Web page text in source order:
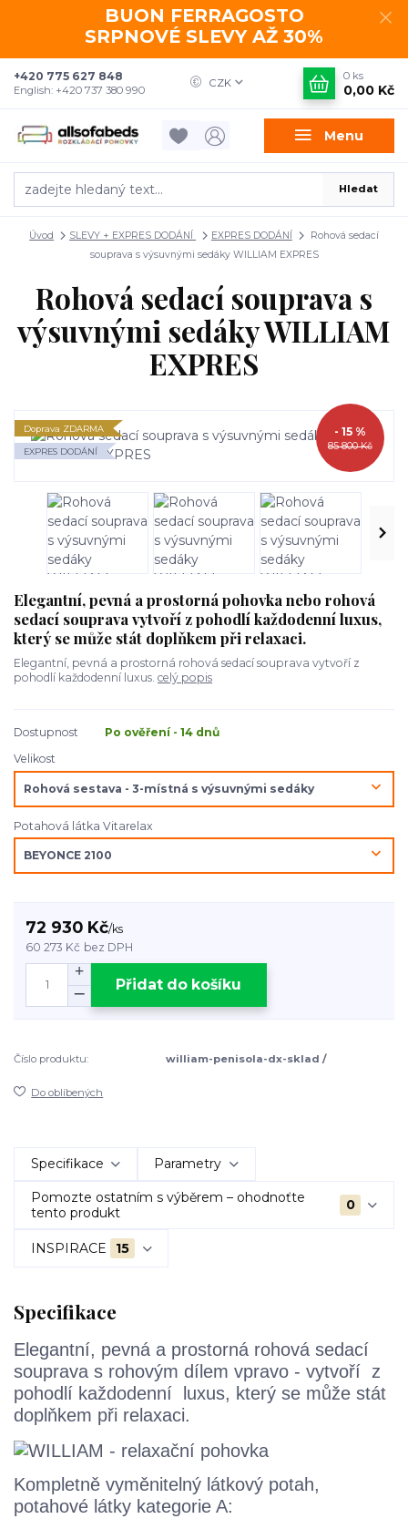
BUON FERRAGOSTO
SRPNOVÉ SLEVY AŽ 30%
Menu
CZK
Hledat
+420 775 627 848
English: +420 737 380 990
0 ks
0,00 Kč
Úvod SLEVY + EXPRES DODÁNÍ EXPRES DODÁNÍ
Rohová sedací
souprava s výsuvnými sedáky WILLIAM EXPRES
Rohová sedací souprava s
výsuvnými sedáky WILLIAM
EXPRES
Doprava ZDARMA
EXPRES DODÁNÍ 85 800 Kč
- 15 %
Elegantní, pevná a prostorná pohovka nebo rohová
sedací souprava vytvoří z pohodlí každodenní luxus,
který se může stát doplňkem při relaxaci.
Elegantní, pevná a prostorná rohová sedací souprava vytvoří z
pohodlí každodenní luxus. celý popis
Dostupnost
Po ověření - 14 dnů
Velikost
Potahová látka Vitarelax
72 930 Kč/ks
60 273 Kč bez DPH
Přidat do košíku
Číslo produktu: william-penisola-dx-sklad /
Do oblíbených
Specifikace Parametry
Pomozte ostatním s výběrem – ohodnoťte
tento produkt
0
INSPIRACE 15
Specifikace
Elegantní, pevná a prostorná rohová sedací
souprava s rohovým dílem vpravo - vytvoří z
pohodlí každodenní luxus, který se může stát
doplňkem při relaxaci.
Kompletně vyměnitelný látkový potah,
potahové látky kategorie A: